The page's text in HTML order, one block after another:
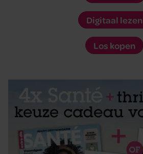
Digitaal lezen
Los kopen